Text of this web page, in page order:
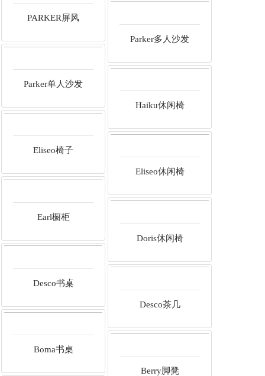
PARKER屏风
Parker多人沙发
Parker单人沙发
Haiku休闲椅
Eliseo椅子
Eliseo休闲椅
Earl橱柜
Doris休闲椅
Desco书桌
Desco茶几
Boma书桌
Berry脚凳